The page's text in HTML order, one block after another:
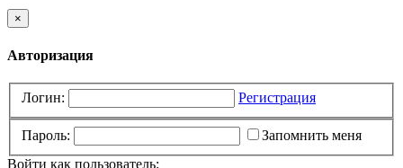
×
Авторизация
Логин: Регистрация
Пароль:
Запомнить меня
Войти как пользователь: